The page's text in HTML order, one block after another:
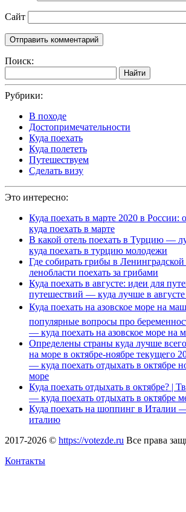
Сайт
Поиск:
Найти
Рубрики:
В походе
Достопримечательности
Куда поехать
Куда полететь
Путешествуем
Сделать визу
Это интересно:
Куда поехать в марте 2020 в
куда поехать в марте
В какой отель поехать в Турцию —
куда поехать в турцию молодежи
Где собирать грибы в
ленобласти поехать за грибами
Куда поехать в августе: идеи для
путешествий — куда лучше в августе
Куда поехать на азовское море на
популярные вопросы про
— куда поехать на азовское море на
Определены страны куда лучше
на море в октябре-ноябре текущего
— куда поехать отдыхать в октябре
море
Куда поехать отдыхать в октябре? |
— куда поехать отдыхать в октябре
Куда поехать на шоппинг в Италии
италию
2017-2026 © https://votezde.ru Все права
Контакты